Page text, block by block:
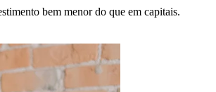
bem menor do que em capitais.